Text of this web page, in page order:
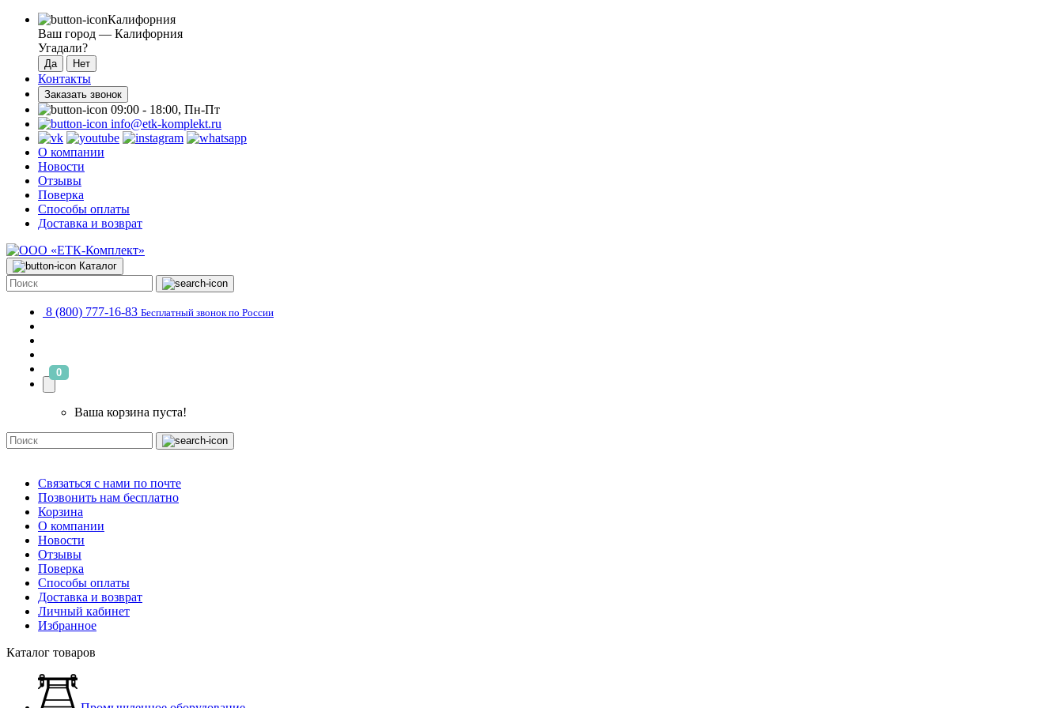
Калифорния
Ваш город — Калифорния
Угадали?
Контакты
Заказать звонок
09:00 - 18:00, Пн-Пт
info@etk-komplekt.ru
О компании
Новости
Отзывы
Поверка
Способы оплаты
Доставка и возврат
Каталог
8 (800) 777-16-83 Бесплатный звонок по России
0
Ваша корзина пуста!
Связаться с нами по почте
Позвонить нам бесплатно
Корзина
О компании
Новости
Отзывы
Поверка
Способы оплаты
Доставка и возврат
Личный кабинет
Избранное
Каталог товаров